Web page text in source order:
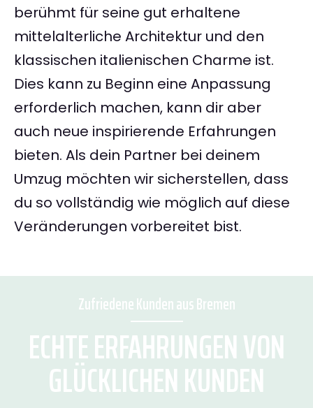
berühmt für seine gut erhaltene
mittelalterliche Architektur und den
klassischen italienischen Charme ist.
Dies kann zu Beginn eine Anpassung
erforderlich machen, kann dir aber
auch neue inspirierende Erfahrungen
bieten. Als dein Partner bei deinem
Umzug möchten wir sicherstellen, dass
du so vollständig wie möglich auf diese
Veränderungen vorbereitet bist.
Zufriedene Kunden aus Bremen
ECHTE ERFAHRUNGEN VON
GLÜCKLICHEN KUNDEN